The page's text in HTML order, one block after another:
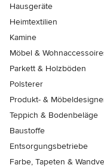
Hausgeräte
Heimtextilien
Kamine
Möbel &
Parkett & Holzböden
Polsterer
Produkt- &
Teppich & Bodenbeläge
Baustoffe
Entsorgungsbetriebe
Farbe, Tapeten &